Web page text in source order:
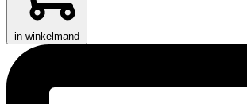
in winkelmand